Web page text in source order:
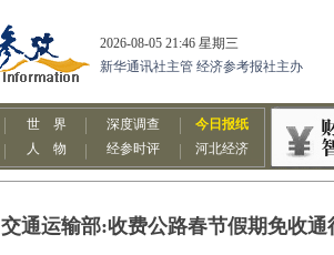
交通运输部:收费公路春节假期免收通